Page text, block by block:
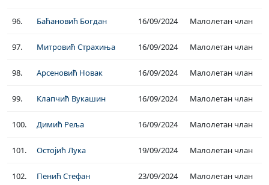
96. Баћановић Богдан 16/09/2024 Малолетан члан
97. Митровић Страхиња 16/09/2024 Малолетан члан
98. Арсеновић Новак 16/09/2024 Малолетан члан
99. Клапчић Вукашин 16/09/2024 Малолетан члан
100. Димић Реља 16/09/2024 Малолетан члан
101. Остојић Лука 19/09/2024 Малолетан члан
102. Пенић Стефан 23/09/2024 Малолетан члан